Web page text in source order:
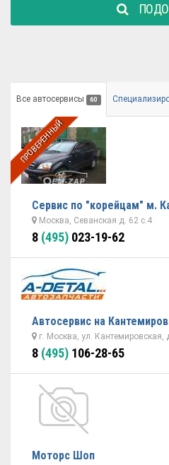
Все автосервисы 60
ПРОВЕРЕННЫЙ
Сервис по "корейцам" м.
Москва, Севанская д. 62 с.4
8 (495) 023-19-62
Автосервис на
г. Москва, ул. Кантемировская,
8 (495) 106-28-65
Моторс Шоп